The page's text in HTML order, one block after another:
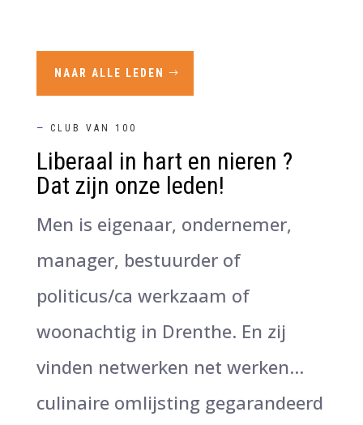
NAAR ALLE LEDEN
— CLUB VAN 100
Liberaal in hart en nieren ?
Dat zijn onze leden!
Men is eigenaar, ondernemer,
manager, bestuurder of
politicus/ca werkzaam of
woonachtig in Drenthe. En zij
vinden netwerken net werken…
culinaire omlijsting gegarandeerd